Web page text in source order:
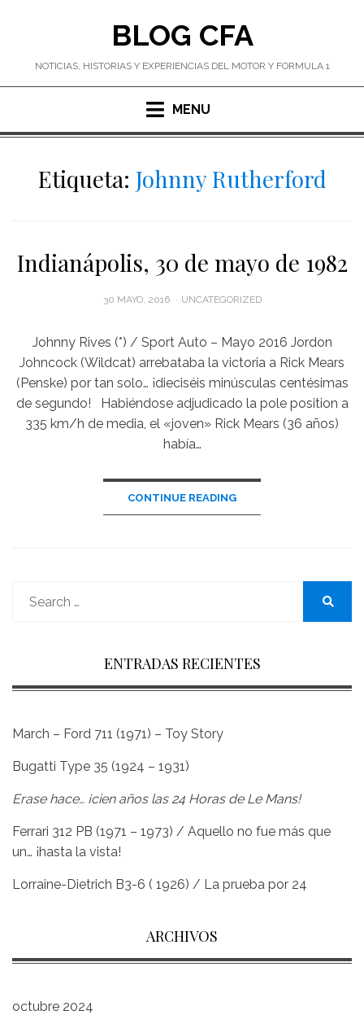
BLOG CFA
NOTICIAS, HISTORIAS Y EXPERIENCIAS DEL MOTOR Y FORMULA 1
MENU
Etiqueta: Johnny Rutherford
Indianápolis, 30 de mayo de 1982
POSTED
30 MAYO, 2016 UNCATEGORIZED
Johnny Rives (*) / Sport Auto – Mayo 2016 Jordon
Johncock (Wildcat) arrebataba la victoria a Rick Mears
(Penske) por tan solo… ¡dieciséis minúsculas centésimas
de segundo! Habiéndose adjudicado la pole position a
335 km/h de media, el «joven» Rick Mears (36 años)
había…
CONTINUE READING
for:
ENTRADAS RECIENTES
March – Ford 711 (1971) – Toy Story
Bugatti Type 35 (1924 – 1931)
Erase hace… ¡cien años las 24 Horas de Le Mans!
Ferrari 312 PB (1971 – 1973) / Aquello no fue más que
un… ¡hasta la vista!
Lorraine-Dietrich B3-6 ( 1926) / La prueba por 24
ARCHIVOS
octubre 2024